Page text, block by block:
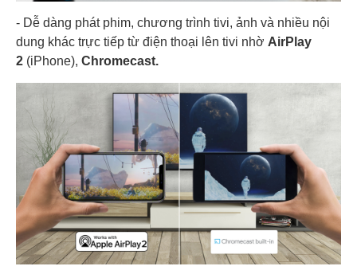
- Dễ dàng phát phim, chương trình tivi, ảnh và nhiều nội
dung khác trực tiếp từ điện thoại lên tivi nhờ AirPlay
2 (iPhone), Chromecast.